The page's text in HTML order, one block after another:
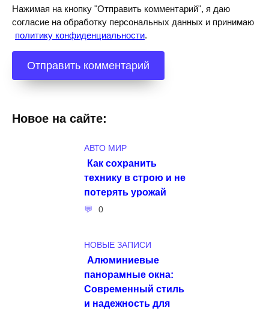
Нажимая на кнопку "Отправить комментарий", я даю
согласие на обработку персональных данных и принимаю
политику конфиденциальности.
Новое на сайте:
АВТО МИР
Как сохранить
технику в строю и не
потерять урожай
0
НОВЫЕ ЗАПИСИ
Алюминиевые
панорамные окна:
Современный стиль
и надежность для